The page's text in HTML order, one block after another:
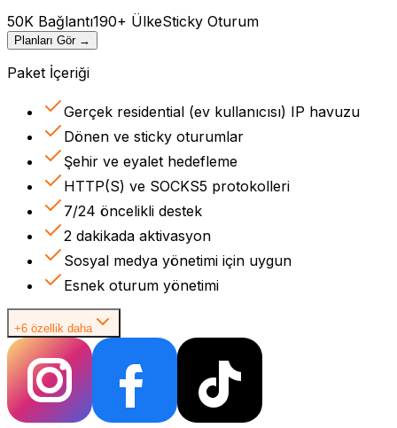
50K Bağlantı190+ ÜlkeSticky Oturum
Planları Gör →
Paket İçeriği
Gerçek residential (ev kullanıcısı) IP havuzu
Dönen ve sticky oturumlar
Şehir ve eyalet hedefleme
HTTP(S) ve SOCKS5 protokolleri
7/24 öncelikli destek
2 dakikada aktivasyon
Sosyal medya yönetimi için uygun
Esnek oturum yönetimi
+6 özellik daha